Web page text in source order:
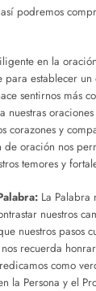
podremos
en la
para establecer un
sentirnos más
nuestras
corazones y
de oración nos
temores y
La Palabra
nuestros
nuestros pasos
recuerda
como
la Persona y el